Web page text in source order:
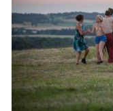
va les plonger
errance dont ils
hors de contrôle
mêmes.
La pratique du
rencontre